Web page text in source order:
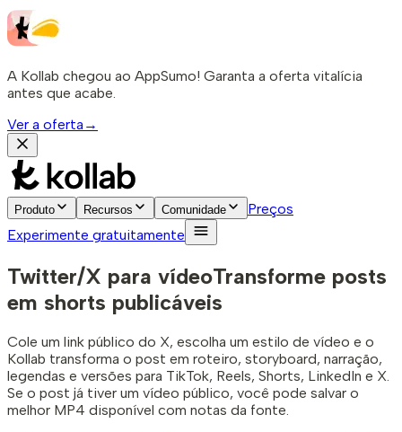
A Kollab chegou ao AppSumo! Garanta a oferta vitalícia
antes que acabe.
Ver a oferta →
Produto Recursos Comunidade
Preços
Experimente gratuitamente
Twitter/X para vídeoTransforme posts
em shorts publicáveis
Cole um link público do X, escolha um estilo de vídeo e o
Kollab transforma o post em roteiro, storyboard, narração,
legendas e versões para TikTok, Reels, Shorts, LinkedIn e X.
Se o post já tiver um vídeo público, você pode salvar o
melhor MP4 disponível com notas da fonte.